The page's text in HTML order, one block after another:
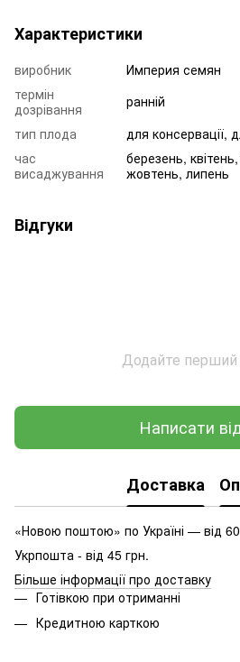
Характеристики
виробник
Империя семян
термін
дозрівання
ранній
тип плода
для консервації,
час
висаджування
березень,
жовтень, липень
Відгуки
Додайте перший
Написати
Доставка
«Новою поштою» по Україні — від
Укрпошта - від 45 грн.
Більше інформації про доставку
Готівкою при отриманні
Кредитною карткою